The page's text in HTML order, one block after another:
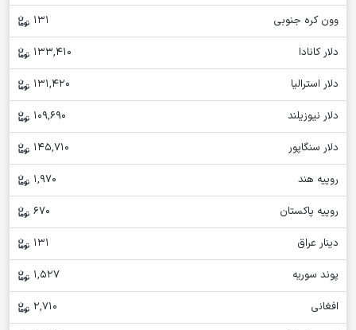
وون کره جنوبی
131
دلار کانادا
133,410
دلار استرالیا
131,420
دلار نیوزیلند
109,690
دلار سنگاپور
145,710
روپیه هند
1,970
روپیه پاکستان
670
دینار عراق
131
پوند سوریه
1,527
افغانی
2,710